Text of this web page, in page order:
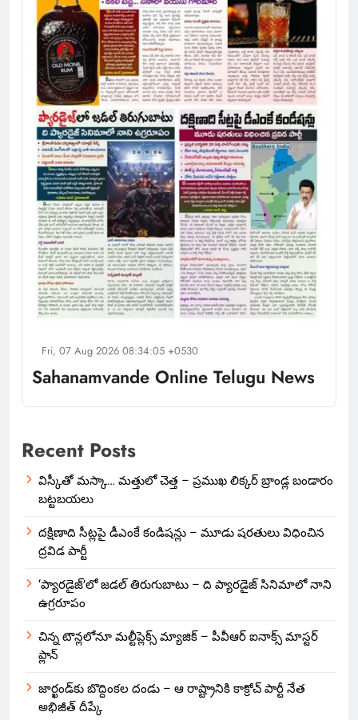
Fri, 07 Aug 2026 08:34:05 +0530
Sahanamvande Online Telugu News
Recent Posts
విస్కీతో మస్కా… మత్తులో చెత్త – ప్రముఖ లిక్కర్ బ్రాండ్ల బండారం
బట్టబయలు
దక్షిణాది సీట్లపై డీఎంకే కండిషన్లు – మూడు షరతులు విధించిన
ద్రవిడ పార్టీ
‘ప్యారడైజ్’లో జడల్ తిరుగుబాటు – ది ప్యారడైజ్ సినిమాలో నాని
ఉగ్రరూపం
చిన్న టౌన్లలోనూ మల్టీప్లెక్స్‌ మ్యాజిక్ – పీవీఆర్ ఐనాక్స్ మాస్టర్
ప్లాన్
జార్ఖండ్‌కు బొద్దింకల దండు – ఆ రాష్ట్రానికి కాక్రోచ్ పార్టీ నేత
అభిజీత్ దీప్కే